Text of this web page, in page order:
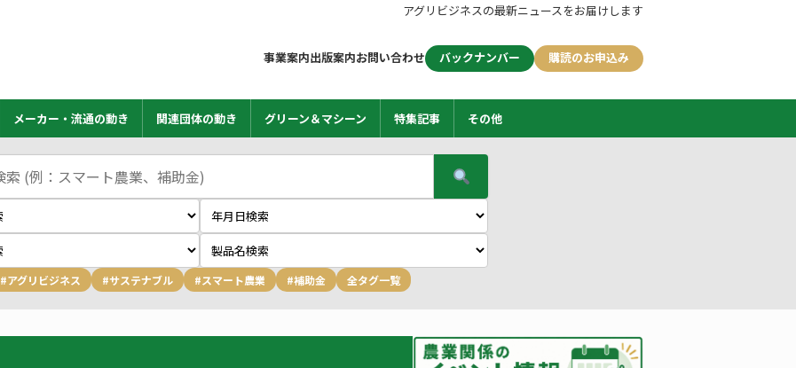
アグリビジネスの最新ニュースをお届けします
事業案内出版案内お問い合わせ バックナンバー 購読のお申込み
メーカー・流通の動き 関連団体の動き グリーン＆マシーン 特集記事 その他
#アグリビジネス #サステナブル #スマート農業 #補助金 全タグ一覧